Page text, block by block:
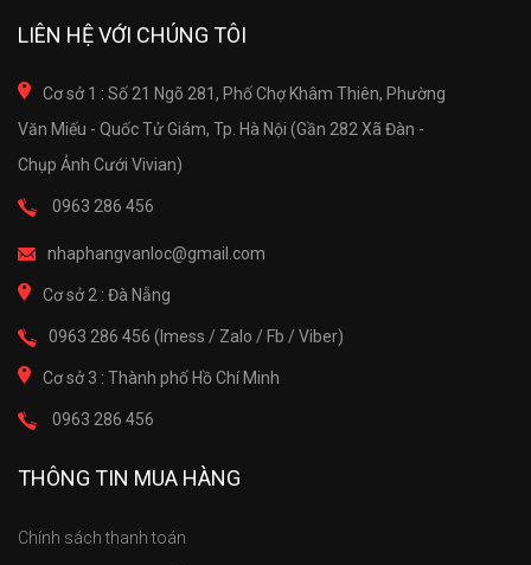
LIÊN HỆ VỚI CHÚNG TÔI
Cơ sở 1 : Số 21 Ngõ 281, Phố Chợ Khâm Thiên, Phường
Văn Miếu - Quốc Tử Giám, Tp. Hà Nội (Gần 282 Xã Đàn -
Chụp Ảnh Cưới Vivian)
0963 286 456
nhaphangvanloc@gmail.com
Cơ sở 2 : Đà Nẵng
0963 286 456 (Imess / Zalo / Fb / Viber)
Cơ sở 3 : Thành phố Hồ Chí Minh
0963 286 456
THÔNG TIN MUA HÀNG
Chính sách thanh toán